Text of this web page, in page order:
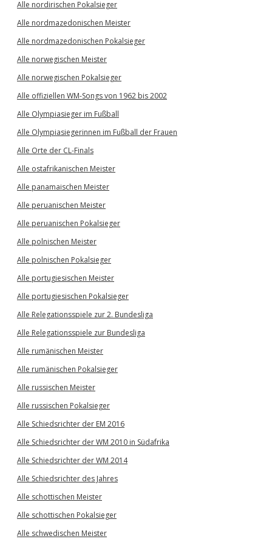
Alle nordirischen Pokalsieger
Alle nordmazedonischen Meister
Alle nordmazedonischen Pokalsieger
Alle norwegischen Meister
Alle norwegischen Pokalsieger
Alle offiziellen WM-Songs von 1962 bis 2002
Alle Olympiasieger im Fußball
Alle Olympiasiegerinnen im Fußball der Frauen
Alle Orte der CL-Finals
Alle ostafrikanischen Meister
Alle panamaischen Meister
Alle peruanischen Meister
Alle peruanischen Pokalsieger
Alle polnischen Meister
Alle polnischen Pokalsieger
Alle portugiesischen Meister
Alle portugiesischen Pokalsieger
Alle Relegationsspiele zur 2. Bundesliga
Alle Relegationsspiele zur Bundesliga
Alle rumänischen Meister
Alle rumänischen Pokalsieger
Alle russischen Meister
Alle russischen Pokalsieger
Alle Schiedsrichter der EM 2016
Alle Schiedsrichter der WM 2010 in Südafrika
Alle Schiedsrichter der WM 2014
Alle Schiedsrichter des Jahres
Alle schottischen Meister
Alle schottischen Pokalsieger
Alle schwedischen Meister